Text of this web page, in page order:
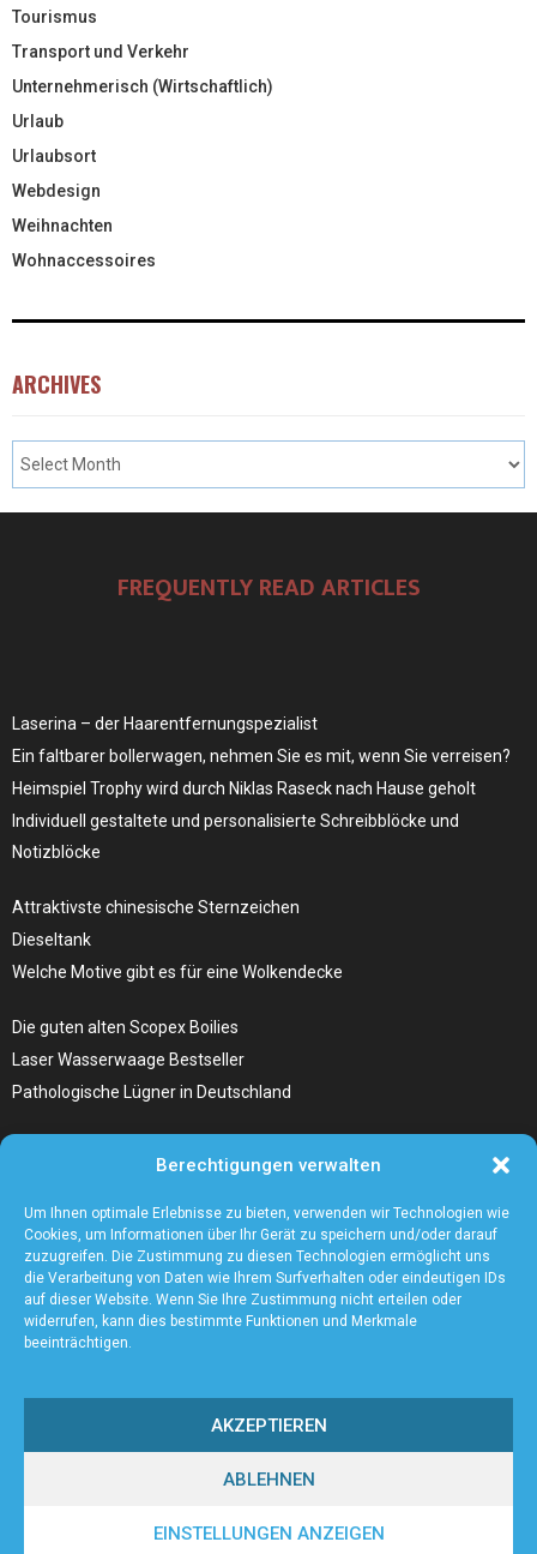
Berechtigungen verwalten
Um Ihnen optimale Erlebnisse zu bieten, verwenden wir Technologien wie
Cookies, um Informationen über Ihr Gerät zu speichern und/oder darauf
zuzugreifen. Die Zustimmung zu diesen Technologien ermöglicht uns
die Verarbeitung von Daten wie Ihrem Surfverhalten oder eindeutigen IDs
auf dieser Website. Wenn Sie Ihre Zustimmung nicht erteilen oder
widerrufen, kann dies bestimmte Funktionen und Merkmale
beeinträchtigen.
AKZEPTIEREN
ABLEHNEN
EINSTELLUNGEN ANZEIGEN
Tourismus
Transport und Verkehr
Unternehmerisch (Wirtschaftlich)
Urlaub
Urlaubsort
Webdesign
Weihnachten
Wohnaccessoires
ARCHIVES
FREQUENTLY READ ARTICLES
Laserina – der Haarentfernungspezialist
Ein faltbarer bollerwagen, nehmen Sie es mit, wenn Sie verreisen?
Heimspiel Trophy wird durch Niklas Raseck nach Hause geholt
Individuell gestaltete und personalisierte Schreibblöcke und
Notizblöcke
Attraktivste chinesische Sternzeichen
Dieseltank
Welche Motive gibt es für eine Wolkendecke
Die guten alten Scopex Boilies
Laser Wasserwaage Bestseller
Pathologische Lügner in Deutschland
Die Kunst, Handbücher zu schreiben
Wieso ein Handstaubsauger unentbehrlich ist